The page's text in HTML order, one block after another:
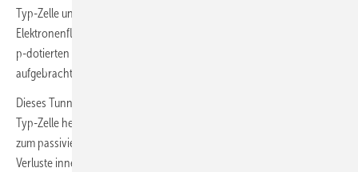
Typ-Zelle und einer zusätzlichen p-dotierten Schicht, um den
Elektronenfluss zu ermöglichen. Zwischen der Siliziumbasis und der
p-dotierten Schicht wird aber noch eine Lage aus Siliziumdioxid
aufgebracht, die als namensgebendes Tunneloxid fungiert.
Dieses Tunneloxid wirkt wie ein Fahrstuhl für die Elektronen aus der n-
Typ-Zelle heraus in die p-dotierte Außenschicht, von wo sie weiter
zum passivierten Rückseitenkontakt wandern. Dadurch sinken die
Verluste innerhalb der Solarzelle, und es steigen Effizienz und Leistung